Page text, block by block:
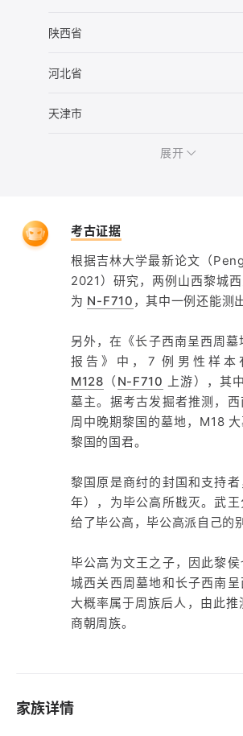
陕西省
河北省
天津市
展开
考古证据
根据吉林大学最新论文（
2021）研究，两例山西黎城
为 N-F710 ，其中一例还能测
另外，在《长子西南呈西周
报告》中，7 例男性样
M128 （ N-F710 上游），其
墓主。据考古发掘者推测，
周中晚期黎国的墓地，M18
黎国的国君。
黎国原是商纣的封国和支持
年），为毕公高所戡灭。武
给了毕公高，毕公高派自己的
毕公高为文王之子，因此黎
城西关西周墓地和长子西南
大概率属于周族后人，由此推
商朝周族。
家族详情